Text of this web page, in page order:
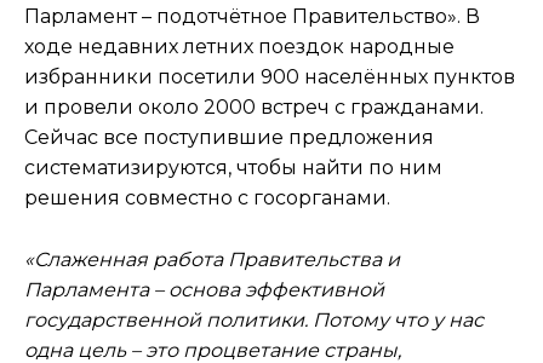
Парламент – подотчётное Правительство». В
ходе недавних летних поездок народные
избранники посетили 900 населённых пунктов
и провели около 2000 встреч с гражданами.
Сейчас все поступившие предложения
систематизируются, чтобы найти по ним
решения совместно с госорганами.
«Слаженная работа Правительства и
Парламента – основа эффективной
государственной политики. Потому что у нас
одна цель – это процветание страны,